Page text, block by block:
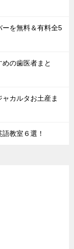
ーを無料＆有料全5
めの歯医者まと
ャカルタお土産ま
教室６選！